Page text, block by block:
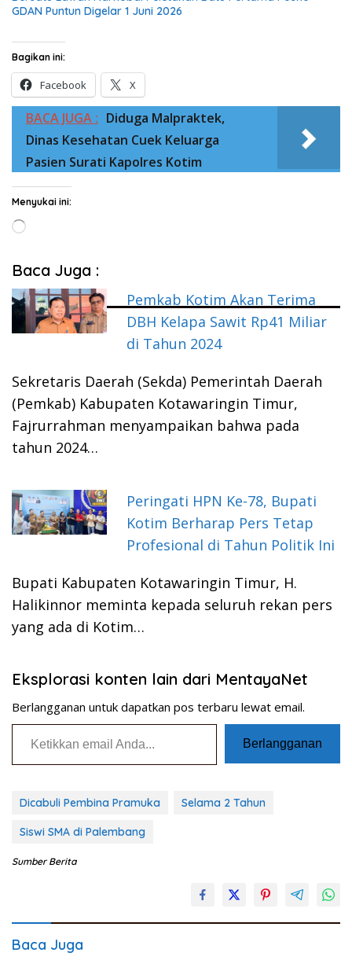
GDAN Puntun Digelar 1 Juni 2026
Bagikan ini:
Facebook X
BACA JUGA : Diduga Malpraktek,
Dinas Kesehatan Cuek Keluarga
Pasien Surati Kapolres Kotim
Menyukai ini:
Memuat...
Baca Juga :
Pemkab Kotim Akan Terima
DBH Kelapa Sawit Rp41 Miliar
di Tahun 2024
Sekretaris Daerah (Sekda) Pemerintah Daerah
(Pemkab) Kabupaten Kotawaringin Timur,
Fajrurrahman menyampaikan bahwa pada
tahun 2024…
Peringati HPN Ke-78, Bupati
Kotim Berharap Pers Tetap
Profesional di Tahun Politik Ini
Bupati Kabupaten Kotawaringin Timur, H.
Halikinnor meminta kepada seluruh rekan pers
yang ada di Kotim…
Eksplorasi konten lain dari MentayaNet
Berlangganan untuk dapatkan pos terbaru lewat email.
Ketikkan email Anda...
Berlangganan
Dicabuli Pembina Pramuka Selama 2 Tahun
Siswi SMA di Palembang
Sumber Berita
Baca Juga